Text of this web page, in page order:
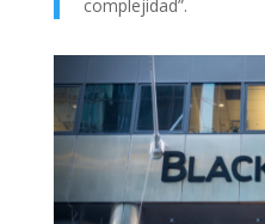
complejidad”.